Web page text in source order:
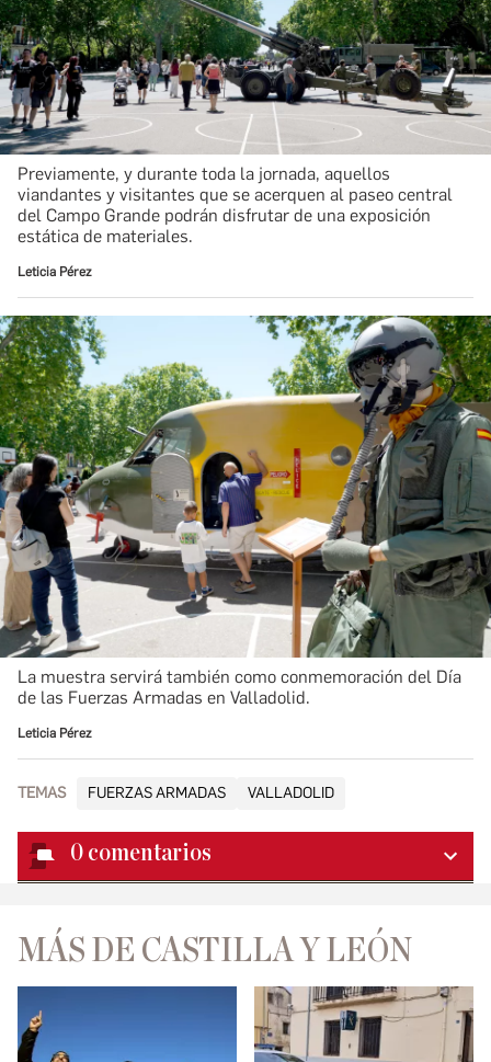
Previamente, y durante toda la jornada, aquellos
viandantes y visitantes que se acerquen al paseo central
del Campo Grande podrán disfrutar de una exposición
estática de materiales.
Leticia Pérez
La muestra servirá también como conmemoración del Día
de las Fuerzas Armadas en Valladolid.
Leticia Pérez
TEMAS FUERZAS ARMADAS VALLADOLID
0 comentarios
MÁS DE CASTILLA Y LEÓN